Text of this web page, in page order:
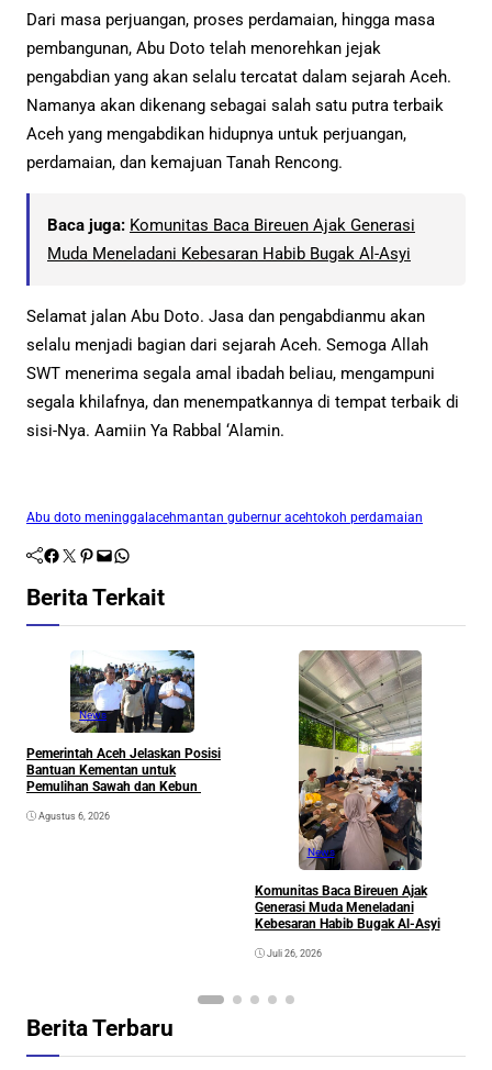
Dari masa perjuangan, proses perdamaian, hingga masa
pembangunan, Abu Doto telah menorehkan jejak
pengabdian yang akan selalu tercatat dalam sejarah Aceh.
Namanya akan dikenang sebagai salah satu putra terbaik
Aceh yang mengabdikan hidupnya untuk perjuangan,
perdamaian, dan kemajuan Tanah Rencong.
Baca juga: Komunitas Baca Bireuen Ajak Generasi
Muda Meneladani Kebesaran Habib Bugak Al-Asyi
Selamat jalan Abu Doto. Jasa dan pengabdianmu akan
selalu menjadi bagian dari sejarah Aceh. Semoga Allah
SWT menerima segala amal ibadah beliau, mengampuni
segala khilafnya, dan menempatkannya di tempat terbaik di
sisi-Nya. Aamiin Ya Rabbal ‘Alamin.
Abu doto meninggal acehmantan gubernur acehtokoh perdamaian
Facebook Twitter Pinterest Mail WhatsApp
Berita Terkait
News
Pemerintah Aceh Jelaskan Posisi
Bantuan Kementan untuk
Pemulihan Sawah dan Kebun
Agustus 6, 2026
News
Komunitas Baca Bireuen Ajak
Generasi Muda Meneladani
Kebesaran Habib Bugak Al-Asyi
Juli 26, 2026
Berita Terbaru